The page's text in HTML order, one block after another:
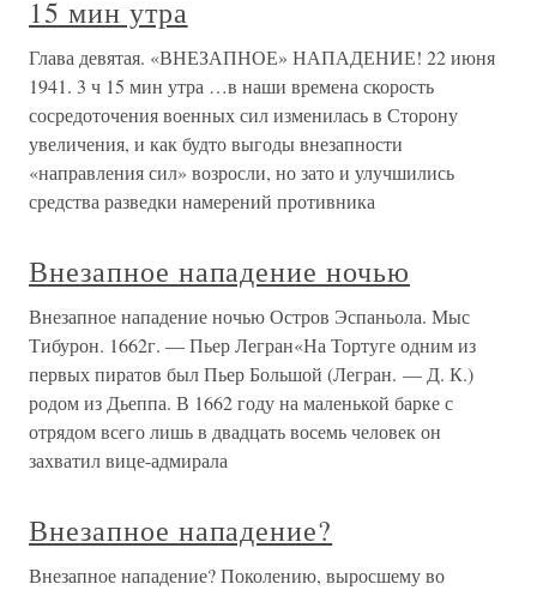
15 мин утра
Глава девятая. «ВНЕЗАПНОЕ» НАПАДЕНИЕ! 22 июня
1941. 3 ч 15 мин утра …в наши времена скорость
сосредоточения военных сил изменилась в Сторону
увеличения, и как будто выгоды внезапности
«направления сил» возросли, но зато и улучшились
средства разведки намерений противника
Внезапное нападение ночью
Внезапное нападение ночью Остров Эспаньола. Мыс
Тибурон. 1662г. — Пьер Легран«На Тортуге одним из
первых пиратов был Пьер Большой (Легран. — Д. К.)
родом из Дьеппа. В 1662 году на маленькой барке с
отрядом всего лишь в двадцать восемь человек он
захватил вице-адмирала
Внезапное нападение?
Внезапное нападение? Поколению, выросшему во